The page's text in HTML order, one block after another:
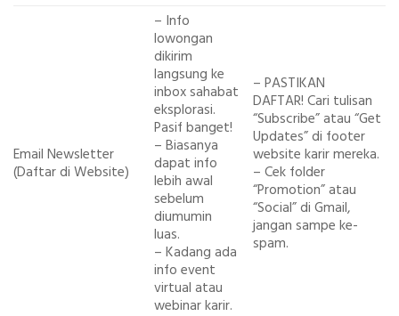
Email Newsletter
(Daftar di Website)
– Info
lowongan
dikirim
langsung ke
inbox sahabat
eksplorasi.
Pasif banget!
– Biasanya
dapat info
lebih awal
sebelum
diumumin
luas.
– Kadang ada
info event
virtual atau
webinar karir.
– PASTIKAN
DAFTAR! Cari tulisan
“Subscribe” atau “Get
Updates” di footer
website karir mereka.
– Cek folder
“Promotion” atau
“Social” di Gmail,
jangan sampe ke-
spam.